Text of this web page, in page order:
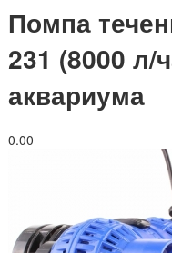
Помпа
231 (8000 л/
аквариума
0.00